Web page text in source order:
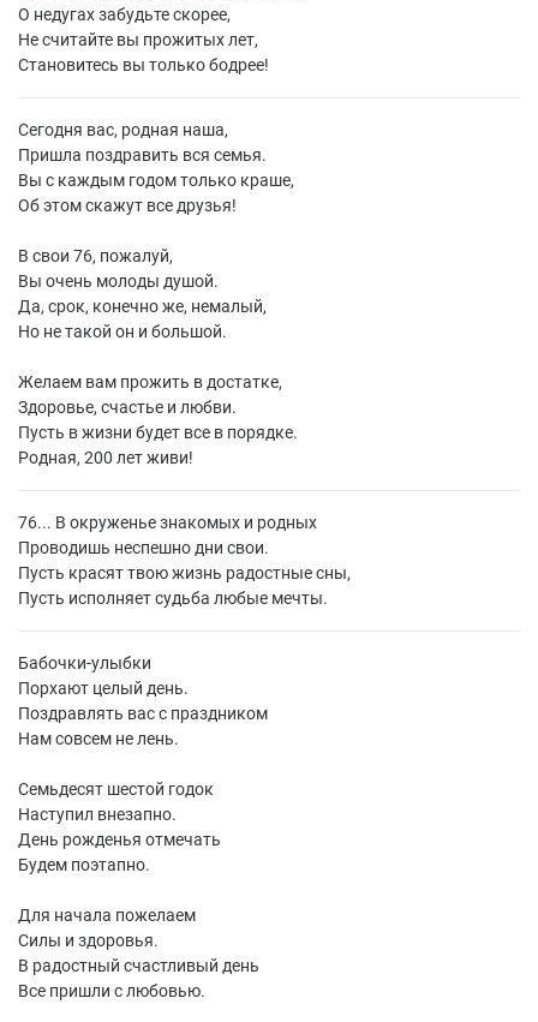
О недугах забудьте скорее,
Не считайте вы прожитых лет,
Становитесь вы только бодрее!
Сегодня вас, родная наша,
Пришла поздравить вся семья.
Вы с каждым годом только краше,
Об этом скажут все друзья!
В свои 76, пожалуй,
Вы очень молоды душой.
Да, срок, конечно же, немалый,
Но не такой он и большой.
Желаем вам прожить в достатке,
Здоровье, счастье и любви.
Пусть в жизни будет все в порядке.
Родная, 200 лет живи!
76... В окруженье знакомых и родных
Проводишь неспешно дни свои.
Пусть красят твою жизнь радостные сны,
Пусть исполняет судьба любые мечты.
Бабочки-улыбки
Порхают целый день.
Поздравлять вас с праздником
Нам совсем не лень.
Семьдесят шестой годок
Наступил внезапно.
День рожденья отмечать
Будем поэтапно.
Для начала пожелаем
Силы и здоровья.
В радостный счастливый день
Все пришли с любовью.